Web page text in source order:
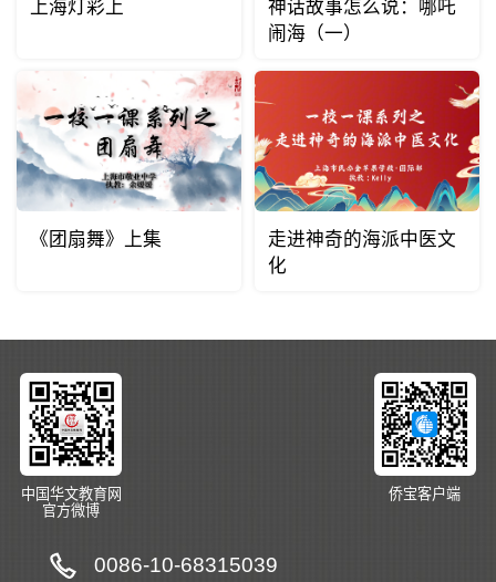
上海灯彩上
神话故事怎么说：哪吒
闹海（一）
《团扇舞》上集
走进神奇的海派中医文
化
中国华文教育网
官方微博
侨宝客户端
0086-10-68315039